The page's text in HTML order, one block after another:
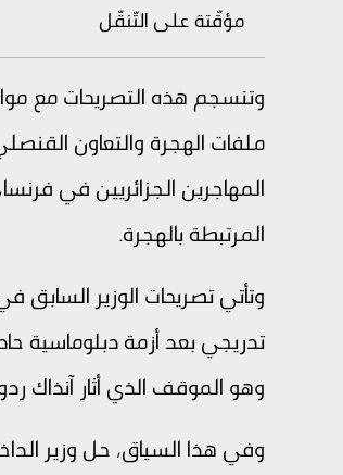
مؤقّتة على التّنقّل
وتنسجم هذه التصريحات مع
ملفات الهجرة والتعاون
المهاجرين الجزائريين في
المرتبطة بالهجرة.
وتأتي تصريحات الوزير
تدريجي بعد أزمة دبلوماسية
وهو الموقف الذي أثار آنذاك
وفي هذا السياق، حل وزير